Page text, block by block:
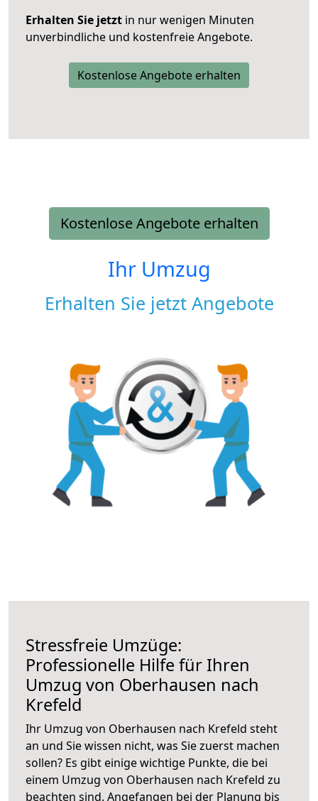
Erhalten Sie jetzt in nur wenigen Minuten
unverbindliche und kostenfreie Angebote.
Kostenlose Angebote erhalten
Kostenlose Angebote erhalten
Ihr Umzug
Erhalten Sie jetzt Angebote
Stressfreie Umzüge:
Professionelle Hilfe für Ihren
Umzug von Oberhausen nach
Krefeld
Ihr Umzug von Oberhausen nach Krefeld steht
an und Sie wissen nicht, was Sie zuerst machen
sollen? Es gibt einige wichtige Punkte, die bei
einem Umzug von Oberhausen nach Krefeld zu
beachten sind. Angefangen bei der Planung bis